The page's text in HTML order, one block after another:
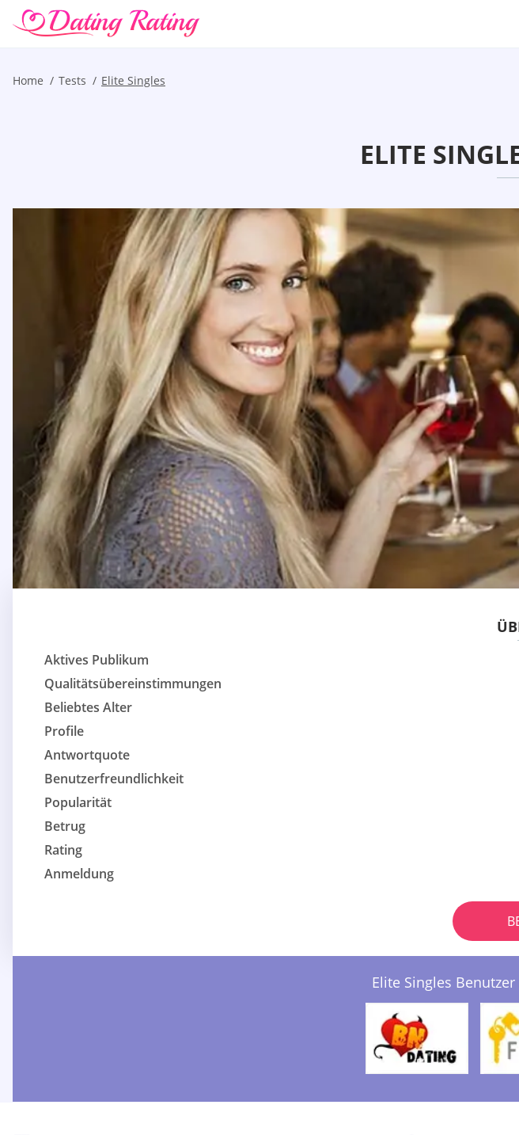
Home Tests Elite Singles
ELITE
Aktives Publikum
Qualitätsübereinstimmungen
Beliebtes Alter
Profile
Antwortquote
Benutzerfreundlichkeit
Popularität
Betrug
Rating
Anmeldung
Elite Singles